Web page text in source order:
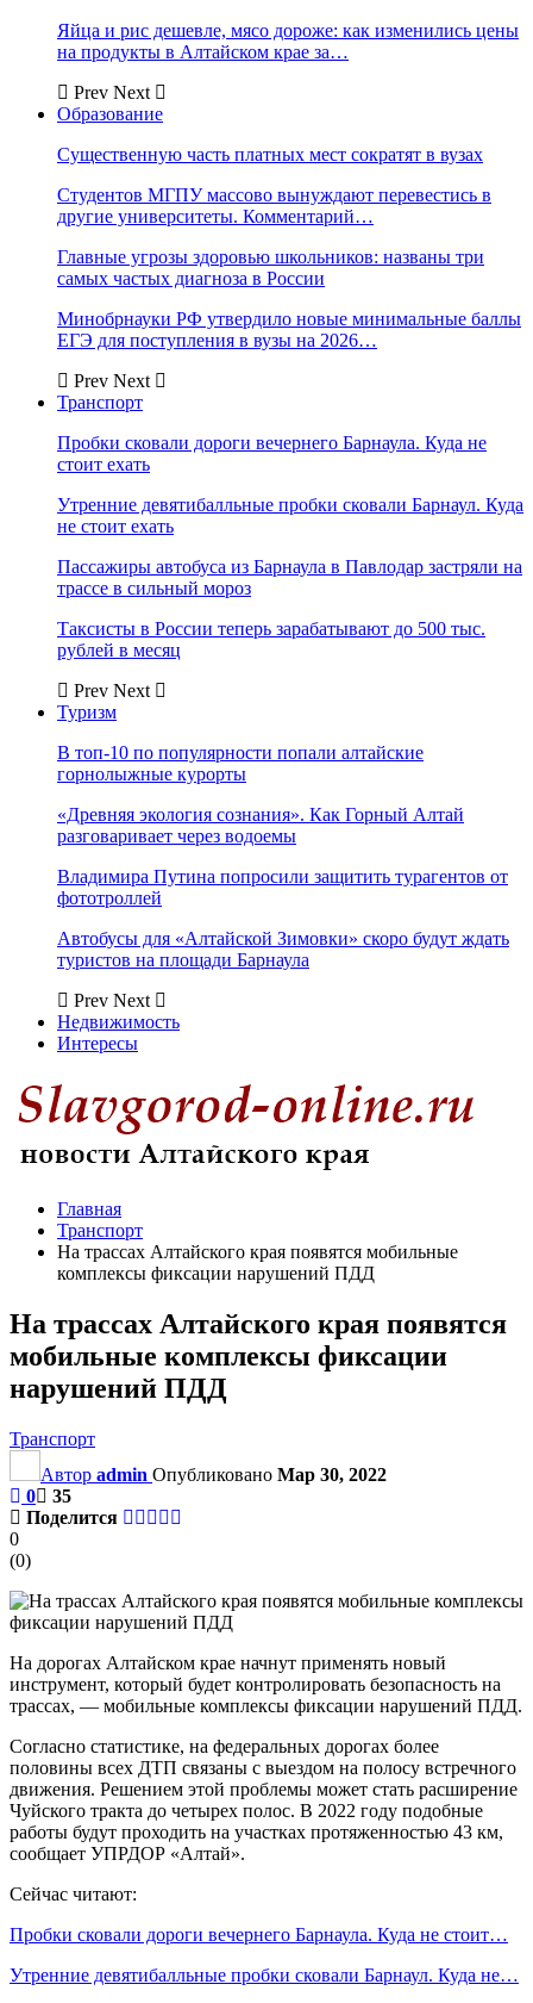
Яйца и рис дешевле, мясо дороже: как изменились цены
на продукты в Алтайском крае за…
Prev Next
Образование
Существенную часть платных мест сократят в вузах
Студентов МГПУ массово вынуждают перевестись в
другие университеты. Комментарий…
Главные угрозы здоровью школьников: названы три
самых частых диагноза в России
Минобрнауки РФ утвердило новые минимальные баллы
ЕГЭ для поступления в вузы на 2026…
Prev Next
Транспорт
Пробки сковали дороги вечернего Барнаула. Куда не
стоит ехать
Утренние девятибалльные пробки сковали Барнаул. Куда
не стоит ехать
Пассажиры автобуса из Барнаула в Павлодар застряли на
трассе в сильный мороз
Таксисты в России теперь зарабатывают до 500 тыс.
рублей в месяц
Prev Next
Туризм
В топ-10 по популярности попали алтайские
горнолыжные курорты
«Древняя экология сознания». Как Горный Алтай
разговаривает через водоемы
Владимира Путина попросили защитить турагентов от
фототроллей
Автобусы для «Алтайской Зимовки» скоро будут ждать
туристов на площади Барнаула
Prev Next
Недвижимость
Интересы
Главная
Транспорт
На трассах Алтайского края появятся мобильные
комплексы фиксации нарушений ПДД
На трассах Алтайского края появятся
мобильные комплексы фиксации
нарушений ПДД
Транспорт
Автор admin Опубликовано Мар 30, 2022
0
35
Поделится
0
(0)
На дорогах Алтайском крае начнут применять новый
инструмент, который будет контролировать безопасность на
трассах, — мобильные комплексы фиксации нарушений ПДД.
Согласно статистике, на федеральных дорогах более
половины всех ДТП связаны с выездом на полосу встречного
движения. Решением этой проблемы может стать расширение
Чуйского тракта до четырех полос. В 2022 году подобные
работы будут проходить на участках протяженностью 43 км,
сообщает УПРДОР «Алтай».
Сейчас читают:
Пробки сковали дороги вечернего Барнаула. Куда не стоит…
Утренние девятибалльные пробки сковали Барнаул. Куда не…